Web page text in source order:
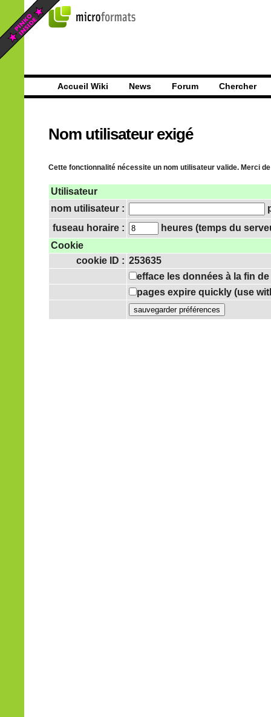
Accueil Wiki News Forum Chercher
Nom utilisateur exigé
Cette fonctionnalité nécessite un nom utilisateur valide. Merci
Utilisateur
nom utilisateur :
fuseau horaire :
heures (temps du
Cookie
cookie ID : 253635
efface les données à la fin
pages expire quickly (use